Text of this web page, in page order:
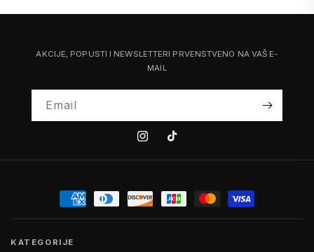
AKCIJE, POPUSTI I NEWSLETTERI PRVENSTVENO NA VAŠ E-
MAIL
Email
InstagramTiktok
KATEGORIJE